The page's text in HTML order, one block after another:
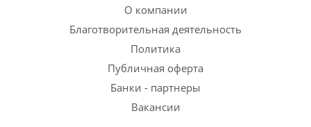
О компании
Благотворительная деятельность
Политика
Публичная оферта
Банки - партнеры
Вакансии